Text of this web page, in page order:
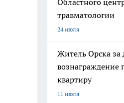
Областного
травматологии
24 июля
Житель Орска за
вознаграждение
квартиру
11 июля